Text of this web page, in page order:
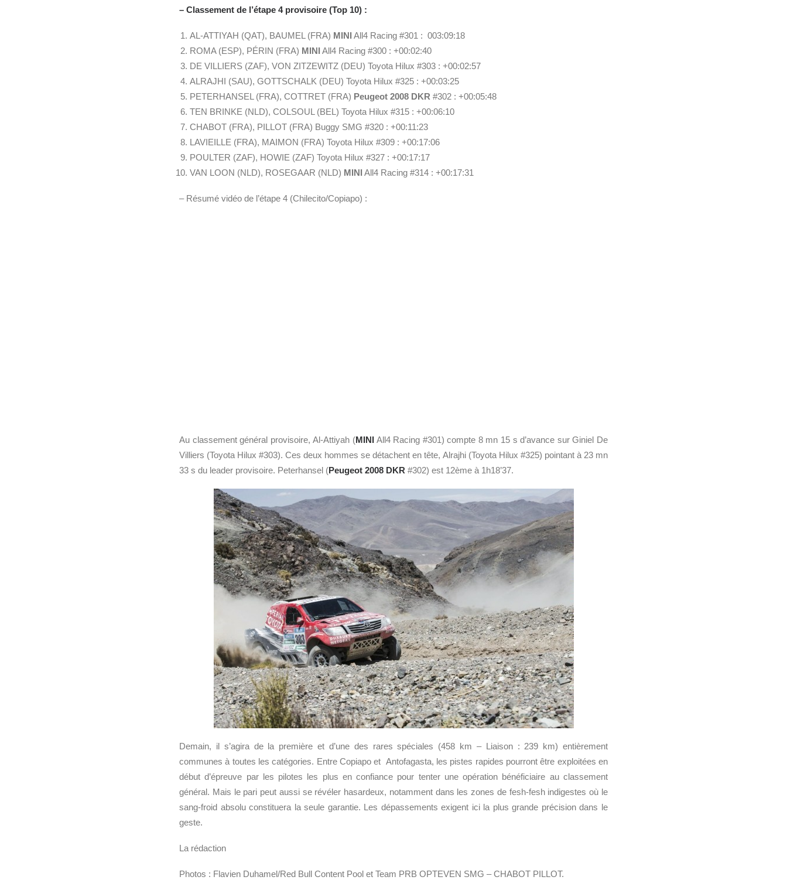
– Classement de l’étape 4 provisoire (Top 10) :
AL-ATTIYAH (QAT), BAUMEL (FRA) MINIAll4 Racing #301 : 003:09:18
ROMA (ESP), PÉRIN (FRA) MINIAll4 Racing #300 : +00:02:40
DE VILLIERS (ZAF), VON ZITZEWITZ (DEU) Toyota Hilux #303 : +00:02:57
ALRAJHI (SAU), GOTTSCHALK (DEU) Toyota Hilux #325 : +00:03:25
PETERHANSEL (FRA), COTTRET (FRA) Peugeot 2008 DKR #302 : +00:05:48
TEN BRINKE (NLD), COLSOUL (BEL) Toyota Hilux #315 : +00:06:10
CHABOT (FRA), PILLOT (FRA) Buggy SMG #320 : +00:11:23
LAVIEILLE (FRA), MAIMON (FRA) Toyota Hilux #309 : +00:17:06
POULTER (ZAF), HOWIE (ZAF) Toyota Hilux #327 : +00:17:17
VAN LOON (NLD), ROSEGAAR (NLD) MINIAll4 Racing #314 : +00:17:31
– Résumé vidéo de l’étape 4 (Chilecito/Copiapo) :
Au classement général provisoire, Al-Attiyah (MINIAll4 Racing #301) compte 8 mn 15 s d’avance sur Giniel De
Villiers (Toyota Hilux #303). Ces deux hommes se détachent en tête, Alrajhi (Toyota Hilux #325) pointant à 23 mn
33 s du leader provisoire. Peterhansel (Peugeot 2008 DKR #302) est 12ème à 1h18’37.
Demain, il s’agira de la première et d’une des rares spéciales (458 km – Liaison : 239 km) entièrement
communes à toutes les catégories. Entre Copiapo et Antofagasta, les pistes rapides pourront être exploitées en
début d’épreuve par les pilotes les plus en confiance pour tenter une opération bénéficiaire au classement
général. Mais le pari peut aussi se révéler hasardeux, notamment dans les zones de fesh-fesh indigestes où le
sang-froid absolu constituera la seule garantie. Les dépassements exigent ici la plus grande précision dans le
geste.
La rédaction
Photos : Flavien Duhamel/Red Bull Content Pool et Team PRB OPTEVEN SMG – CHABOT PILLOT.